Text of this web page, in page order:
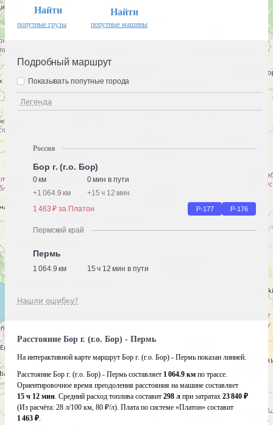
Найти
попутные грузы
Найти
попутные машины
Подробный маршрут
Легенда
Показывать попутные города
Россия
Бор г. (г.о. Бор)
0 км
0 мин в пути
+1 064.9 км +15 ч 12 мин
1 463 ₽ за Платон
Р-177 Р-176
Пермский край
Пермь
1 064.9 км 15 ч 12 мин в пути
Нашли ошибку?
Расстояние Бор г. (г.о. Бор) - Пермь
На интерактивной карте маршрут Бор г. (г.о. Бор) - Пермь показан линией.
Расстояние Бор г. (г.о. Бор) - Пермь составляет 1 064.9 км по трассе.
Ориентировочное время преодоления расстояния на машине составляет
15 ч 12 мин. Средний расход топлива составит 298 л при затратах 23 840 ₽
(Из расчёта: 28 л/100 км, 80 ₽/л). Плата по системе «Платон» составит
1 463 ₽.